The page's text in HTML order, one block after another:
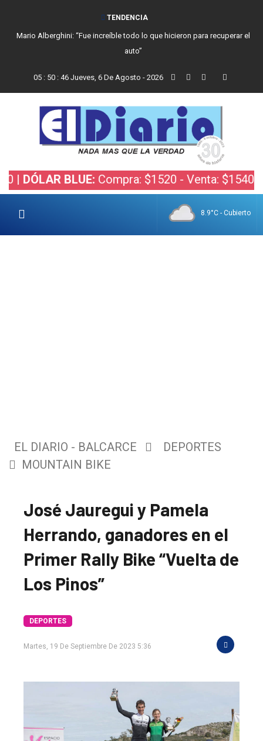
TENDENCIA
Mario Alberghini: “Fue increíble todo lo que hicieron para recuperar el
auto”
05: 50: 47 Jueves, 6 De Agosto - 2026
BLUE: Compra: $1520 - Venta: $1540 |
8.9°C - Cubierto
EL DIARIO - BALCARCE
DEPORTES
MOUNTAIN BIKE
José Jauregui y Pamela
Herrando, ganadores en el
Primer Rally Bike “Vuelta de
Los Pinos”
DEPORTES
Martes, 19 De Septiembre De 2023 5:36